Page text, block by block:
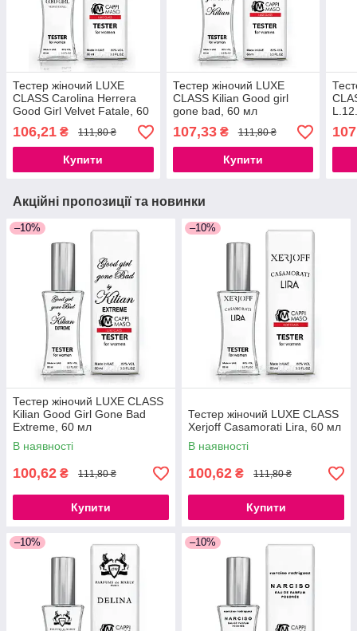
Тестер жіночий LUXE
CLASS Carolina Herrera
Good Girl Velvet Fatale, 60
мл
106,21 ₴ 111,80 ₴
Купити
Тестер жіночий LUXE
CLASS Kilian Good girl
gone bad, 60 мл
107,33₴ 111,80 ₴
Купити
60
Акційні пропозиції та новинки
–10%
Тестер жіночий LUXE CLASS
Kilian Good Girl Gone Bad
Extreme, 60 мл
В наявності
100,62 ₴ 111,80 ₴
Купити
–10%
Тестер жіночий LUXE CLASS
Xerjoff Casamorati Lira, 60 мл
В наявності
100,62 ₴ 111,80 ₴
Купити
–10% –10%